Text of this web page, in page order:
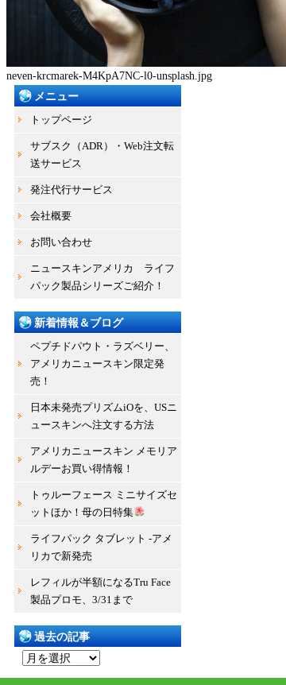
neven-krcmarek-M4KpA7NC-l0-unsplash.jpg
メニュー
トップページ
サブスク（ADR）・Web注文転
送サービス
発注代行サービス
会社概要
お問い合わせ
ニュースキンアメリカ ライフ
パック製品シリーズご紹介！
新着情報＆ブログ
ペプチドパウト・ラズベリー、
アメリカニュースキン限定発
売！
日本未発売プリズムiOを、USニ
ュースキンへ注文する方法
アメリカニュースキン メモリア
ルデーお買い得情報！
トゥルーフェース ミニサイズセ
ットほか！母の日特集
ライフパック タブレット -アメ
リカで新発売
レフィルが半額になるTru Face
製品プロモ、3/31まで
過去の記事